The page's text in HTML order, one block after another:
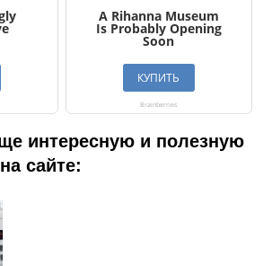
интересную и полезную
сайте: